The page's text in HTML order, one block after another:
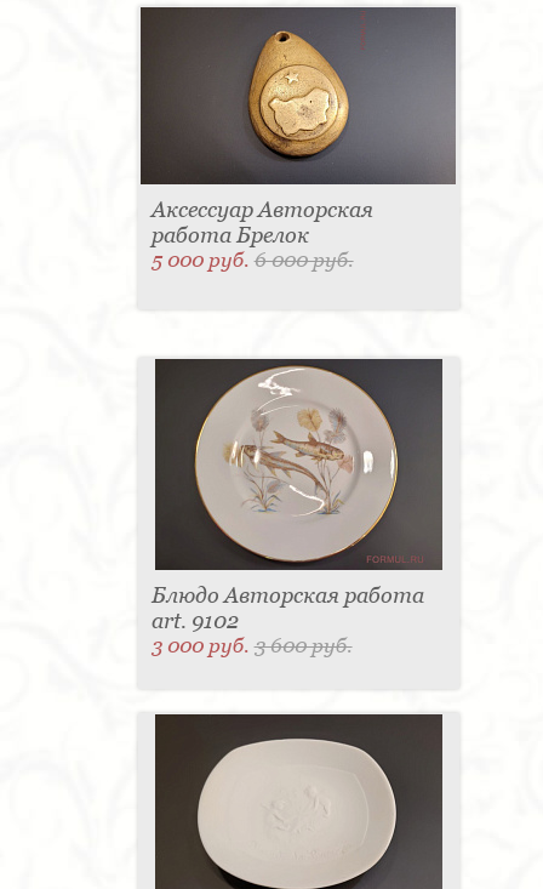
Аксессуар Авторская
работа Брелок
5 000 руб.6 000 руб.
Блюдо Авторская работа
art. 9102
3 000 руб.3 600 руб.